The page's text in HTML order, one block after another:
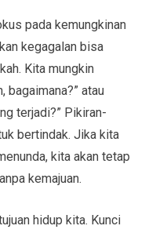
pada kemungkinan
kegagalan bisa
Kita mungkin
bagaimana?” atau
terjadi?” Pikiran-
bertindak. Jika kita
kita akan tetap
kemajuan.
hidup kita. Kunci